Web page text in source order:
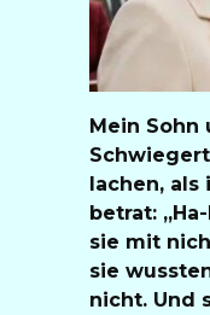
Mein Sohn
lachen, als
betrat:
sie mit
sie
nicht. Und